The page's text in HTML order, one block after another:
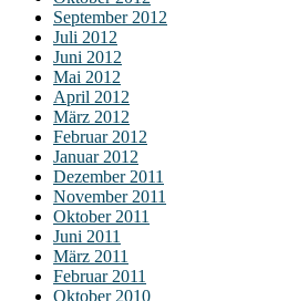
September 2012
Juli 2012
Juni 2012
Mai 2012
April 2012
März 2012
Februar 2012
Januar 2012
Dezember 2011
November 2011
Oktober 2011
Juni 2011
März 2011
Februar 2011
Oktober 2010